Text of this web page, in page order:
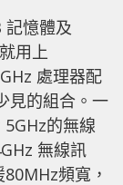
記憶體及
用上
處理器配
見的組合。一
的無線
無線訊
頻寬，